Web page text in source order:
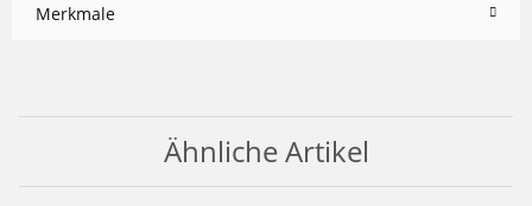
Merkmale
Ähnliche Artikel